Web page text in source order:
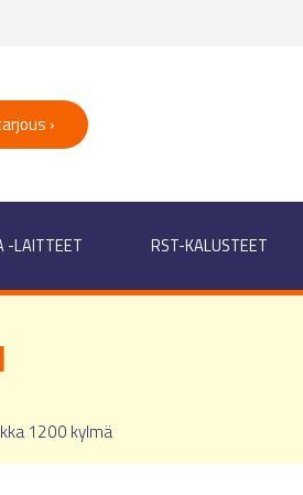
›
-LAITTEET RST-KALUSTEET
1200 kylmä